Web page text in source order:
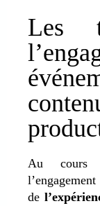
Les
Au cours
de